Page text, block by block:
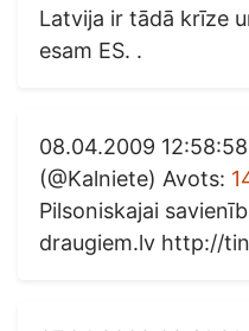
Latvija ir tādā krīze
esam ES. .
08.04.2009
(@Kalniete) Avots:
Pilsoniskajai
draugiem.lv http://